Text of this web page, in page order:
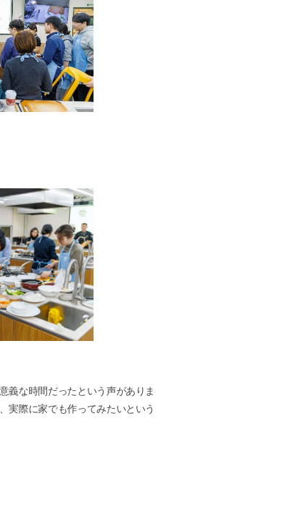
県島原半島の料理体験！
（土） 18：30～20：30
料理体験！
（土） 18：30～20：30
料理体験！
（土） 18：30～20：30
義な時間だったという声がありま
実際に家でも作ってみたいという